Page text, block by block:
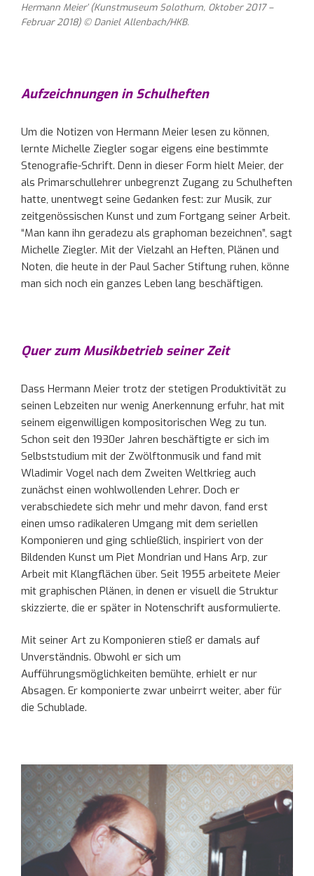
Hermann Meier’ (Kunstmuseum Solothurn, Oktober 2017 –
Februar 2018) © Daniel Allenbach/HKB.
Aufzeichnungen in Schulheften
Um die Notizen von Hermann Meier lesen zu können,
lernte Michelle Ziegler sogar eigens eine bestimmte
Stenografie-Schrift. Denn in dieser Form hielt Meier, der
als Primarschullehrer unbegrenzt Zugang zu Schulheften
hatte, unentwegt seine Gedanken fest: zur Musik, zur
zeitgenössischen Kunst und zum Fortgang seiner Arbeit.
“Man kann ihn geradezu als graphoman bezeichnen”, sagt
Michelle Ziegler. Mit der Vielzahl an Heften, Plänen und
Noten, die heute in der Paul Sacher Stiftung ruhen, könne
man sich noch ein ganzes Leben lang beschäftigen.
Quer zum Musikbetrieb seiner Zeit
Dass Hermann Meier trotz der stetigen Produktivität zu
seinen Lebzeiten nur wenig Anerkennung erfuhr, hat mit
seinem eigenwilligen kompositorischen Weg zu tun.
Schon seit den 1930er Jahren beschäftigte er sich im
Selbststudium mit der Zwölftonmusik und fand mit
Wladimir Vogel nach dem Zweiten Weltkrieg auch
zunächst einen wohlwollenden Lehrer. Doch er
verabschiedete sich mehr und mehr davon, fand erst
einen umso radikaleren Umgang mit dem seriellen
Komponieren und ging schließlich, inspiriert von der
Bildenden Kunst um Piet Mondrian und Hans Arp, zur
Arbeit mit Klangflächen über. Seit 1955 arbeitete Meier
mit graphischen Plänen, in denen er visuell die Struktur
skizzierte, die er später in Notenschrift ausformulierte.
Mit seiner Art zu Komponieren stieß er damals auf
Unverständnis. Obwohl er sich um
Aufführungsmöglichkeiten bemühte, erhielt er nur
Absagen. Er komponierte zwar unbeirrt weiter, aber für
die Schublade.